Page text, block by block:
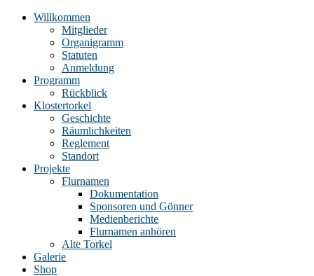
Willkommen
Mitglieder
Organigramm
Statuten
Anmeldung
Programm
Rückblick
Klostertorkel
Geschichte
Räumlichkeiten
Reglement
Standort
Projekte
Flurnamen
Dokumentation
Sponsoren und Gönner
Medienberichte
Flurnamen anhören
Alte Torkel
Galerie
Shop